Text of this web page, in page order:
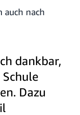
nach
dankbar,
Dazu